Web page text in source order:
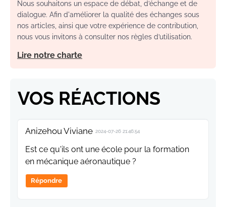
Nous souhaitons un espace de débat, d’échange et de
dialogue. Afin d'améliorer la qualité des échanges sous
nos articles, ainsi que votre expérience de contribution,
nous vous invitons à consulter nos règles d’utilisation.
Lire notre charte
VOS RÉACTIONS
Anizehou Viviane 2024-07-26 21:46:54
Est ce qu'ils ont une école pour la formation
en mécanique aéronautique ?
Répondre